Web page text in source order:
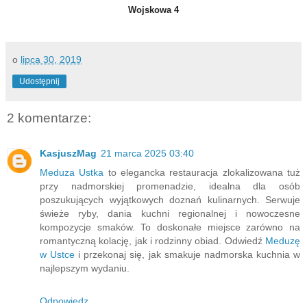
Wojskowa 4
o lipca 30, 2019
Udostępnij
2 komentarze:
KasjuszMag 21 marca 2025 03:40
Meduza Ustka to elegancka restauracja zlokalizowana tuż
przy nadmorskiej promenadzie, idealna dla osób
poszukujących wyjątkowych doznań kulinarnych. Serwuje
świeże ryby, dania kuchni regionalnej i nowoczesne
kompozycje smaków. To doskonałe miejsce zarówno na
romantyczną kolację, jak i rodzinny obiad. Odwiedź Meduzę
w Ustce i przekonaj się, jak smakuje nadmorska kuchnia w
najlepszym wydaniu.